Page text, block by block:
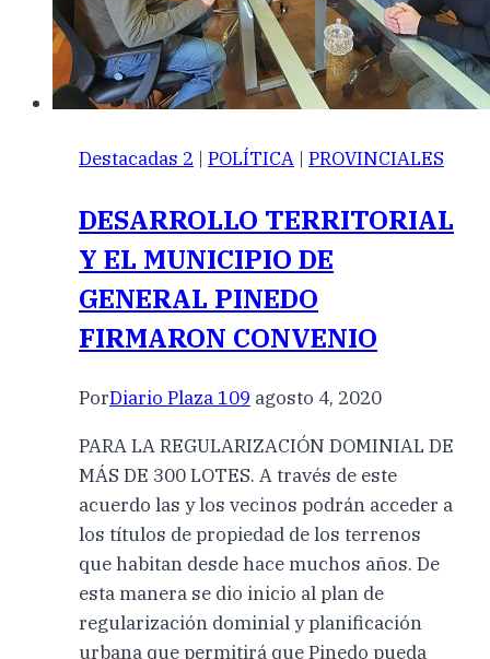
Destacadas 2 | POLÍTICA | PROVINCIALES
DESARROLLO TERRITORIAL
Y EL MUNICIPIO DE
GENERAL PINEDO
FIRMARON CONVENIO
PorDiario Plaza 109 agosto 4, 2020
PARA LA REGULARIZACIÓN DOMINIAL DE
MÁS DE 300 LOTES. A través de este
acuerdo las y los vecinos podrán acceder a
los títulos de propiedad de los terrenos
que habitan desde hace muchos años. De
esta manera se dio inicio al plan de
regularización dominial y planificación
urbana que permitirá que Pinedo pueda